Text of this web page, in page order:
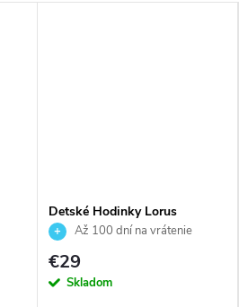
Detské Hodinky Lorus
RRX51HX9
Až 100 dní na vrátenie
tovaru. Autorizovaný predajca.
€29
Skladom